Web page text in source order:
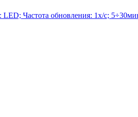
Частота обновления: 1x/с;